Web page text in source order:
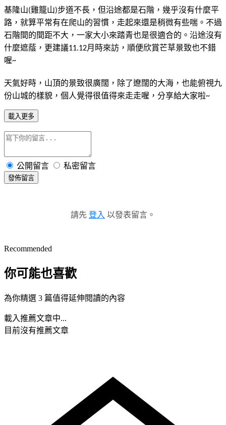
基隆山(雞籠山)步道不長，但沿途都是石階，幾乎沒有什麼平
路，就算平常有在爬山的習慣，走起來還是稍微有些喘。不過
石階間的間距不大，一家大小來踏青也是很適合的。沿途沒有
什麼遮蔭，更建議11.12月時來訪，順便欣賞芒草景致也不錯
喔~
天氣好時，山頂的景致很廣闊，除了遼闊的大海，也能俯視九
份山城的樣貌，個人覺得很值得來走走喔，分享給大家啦~
載入更多
公開留言 私密留言
發佈留言
請先 登入 以發表留言。
Recommended
你可能也喜歡
為你精選 3 篇值得延伸閱讀的內容
載入推薦文章中...
目前沒有推薦文章